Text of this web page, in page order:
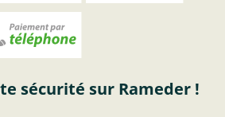
sécurité sur Rameder !